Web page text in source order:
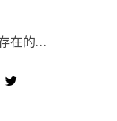
死亡是什麼？是人格的逝去、存在的消融？或是全新的開始、篤定的覺醒？ 上世紀納粹的瘋狂從貢高我慢開始，...